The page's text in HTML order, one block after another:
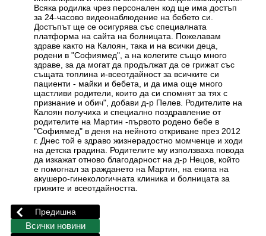
Всяка родилка чрез персонален код ще има достъп
за 24-часово видеонаблюдение на бебето си.
Достъпът ще се осигурява със специалната
платформа на сайта на болницата. Пожелавам
здраве както на Калоян, така и на всички деца,
родени в "Софиямед", а на колегите също много
здраве, за да могат да продължат да се грижат със
същата топлина и-всеотдайност за всичките си
пациенти - майки и бебета, и да има още много
щастливи родители, които да си спомнят за тях с
признание и обич", добави д-р Пелев. Родителите на
Калоян получиха и специално поздравление от
родителите на Мартин -първото родено бебе в
"Софиямед" в деня на нейното откриване през 2012
г. Днес той е здраво жизнерадостно момченце и ходи
на детска градина. Родителите му използваха повода
да изкажат отново благодарност на д-р Нецов, който
е помогнал за раждането на Мартин, на екипа на
акушеро-гинекологичната клиника и болницата за
грижите и всеотдайността.